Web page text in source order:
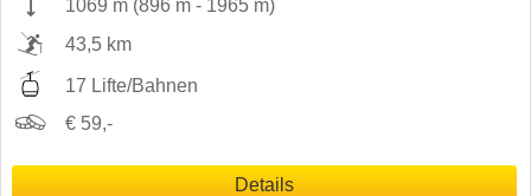
1069 m (896 m - 1965 m)
43,5 km
17 Lifte/Bahnen
€ 59,-
Details